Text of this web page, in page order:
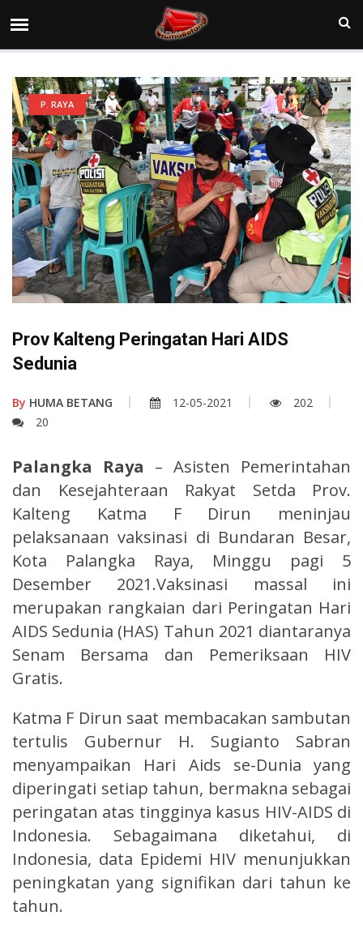
P. RAYA
Prov Kalteng Peringatan Hari AIDS
Sedunia
By HUMA BETANG 12-05-2021
202
20
Palangka Raya – Asisten Pemerintahan
dan Kesejahteraan Rakyat Setda Prov.
Kalteng Katma F Dirun meninjau
pelaksanaan vaksinasi di Bundaran Besar,
Kota Palangka Raya, Minggu pagi 5
Desember 2021.Vaksinasi massal ini
merupakan rangkaian dari Peringatan Hari
AIDS Sedunia (HAS) Tahun 2021 diantaranya
Senam Bersama dan Pemeriksaan HIV
Gratis.
Katma F Dirun saat membacakan sambutan
tertulis Gubernur H. Sugianto Sabran
menyampaikan Hari Aids se-Dunia yang
diperingati setiap tahun, bermakna sebagai
peringatan atas tingginya kasus HIV-AIDS di
Indonesia. Sebagaimana diketahui, di
Indonesia, data Epidemi HIV menunjukkan
peningkatan yang signifikan dari tahun ke
tahun.